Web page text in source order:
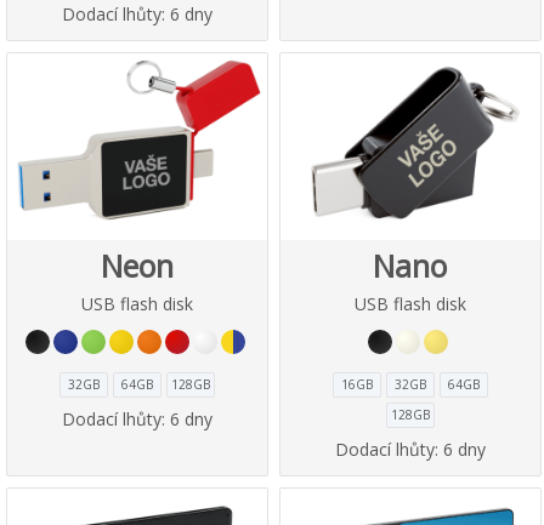
Dodací lhůty: 6 dny
Neon
USB flash disk
32GB 64GB 128GB
Dodací lhůty: 6 dny
Nano
USB flash disk
16GB 32GB
64GB
128GB
Dodací lhůty: 6 dny